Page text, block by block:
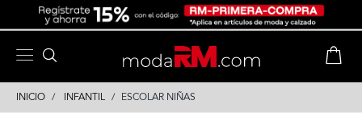
INICIO INFANTIL ESCOLAR NIÑAS